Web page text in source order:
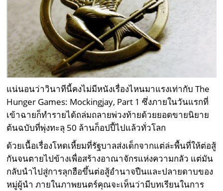
แน่นอนว่าวินาทีนี้คงไม่มีหนังเรื่องไหนมาแรงเท่ากับ The
Hunger Games: Mockingjay, Part 1 ซึ่งภายในวันแรกที่
เข้าฉายก็ทำรายได้ถล่มถลายพ่วงท้ายด้วยยอดขายนิยาย
ต้นฉบับที่พุ่งทะลุ 50 ล้านก็อปปี้ไปแล้วทั่วโลก
ด้วยเนื้อเรื่องโหดเหี้ยมที่รัฐบาลส่งเด็กจากแต่ล่ะพื้นที่ให้ต่อสู้
กันจนตายไปข้างเพื่อสร้างอาณาจักรแห่งความกลัว แต่มัน
กลับนำไปสู่การลุกฮือขึ้นต่อสู้อำนาจปืนและปลายดาบของ
หมู่ผู้นำ ภายในภาพยนตร์คุณจะเห็นว่ามีบทเรียนในการ